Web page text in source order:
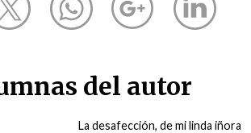
del autor
La desafección, de mi linda iñora